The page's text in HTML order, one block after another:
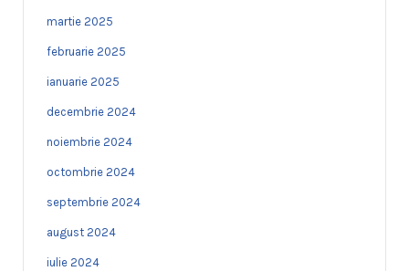
martie 2025
februarie 2025
ianuarie 2025
decembrie 2024
noiembrie 2024
octombrie 2024
septembrie 2024
august 2024
iulie 2024